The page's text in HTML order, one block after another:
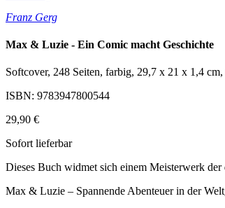
Franz Gerg
Max & Luzie - Ein Comic macht Geschichte
Softcover, 248 Seiten, farbig, 29,7 x 21 x 1,4
ISBN: 9783947800544
29,90 €
Sofort lieferbar
Dieses Buch widmet sich einem Meisterwerk
Max & Luzie – Spannende Abenteuer in der